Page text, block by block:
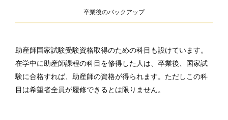
卒業後のバックアップ
助産師国家試験受験資格取得のための科目も設けています。
在学中に助産師課程の科目を修得した人は、卒業後、国家試
験に合格すれば、助産師の資格が得られます。ただしこの科
目は希望者全員が履修できるとは限りません。